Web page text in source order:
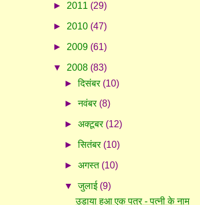
► 2011 (29)
► 2010 (47)
► 2009 (61)
▼ 2008 (83)
►दिसंबर (10)
►नवंबर (8)
► अक्टूबर (12)
►सितंबर (10)
► अगस्त (10)
▼जुलाई (9)
उड़ाया हुआ एक पत्र - पत्नी के नाम